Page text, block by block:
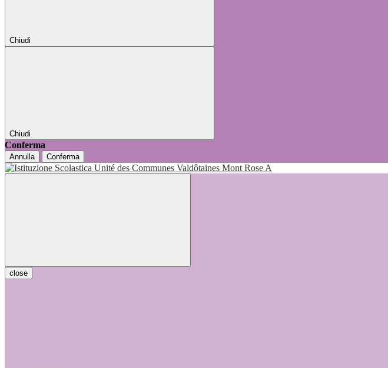
Chiudi
Chiudi
Conferma
Annulla Conferma
close